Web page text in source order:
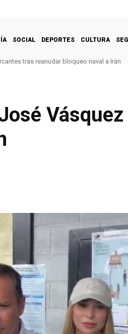
SOCIAL DEPORTES CULTURA
tras reanudar bloqueo naval a Irán